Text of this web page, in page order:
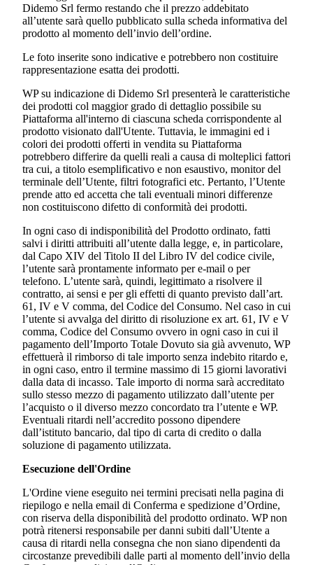
Didemo Srl fermo restando che il prezzo addebitato
all’utente sarà quello pubblicato sulla scheda informativa del
prodotto al momento dell’invio dell’ordine.
Le foto inserite sono indicative e potrebbero non costituire
rappresentazione esatta dei prodotti.
WP su indicazione di Didemo Srl presenterà le caratteristiche
dei prodotti col maggior grado di dettaglio possibile su
Piattaforma all'interno di ciascuna scheda corrispondente al
prodotto visionato dall'Utente. Tuttavia, le immagini ed i
colori dei prodotti offerti in vendita su Piattaforma
potrebbero differire da quelli reali a causa di molteplici fattori
tra cui, a titolo esemplificativo e non esaustivo, monitor del
terminale dell’Utente, filtri fotografici etc. Pertanto, l’Utente
prende atto ed accetta che tali eventuali minori differenze
non costituiscono difetto di conformità dei prodotti.
In ogni caso di indisponibilità del Prodotto ordinato, fatti
salvi i diritti attribuiti all’utente dalla legge, e, in particolare,
dal Capo XIV del Titolo II del Libro IV del codice civile,
l’utente sarà prontamente informato per e-mail o per
telefono. L’utente sarà, quindi, legittimato a risolvere il
contratto, ai sensi e per gli effetti di quanto previsto dall’art.
61, IV e V comma, del Codice del Consumo. Nel caso in cui
l’utente si avvalga del diritto di risoluzione ex art. 61, IV e V
comma, Codice del Consumo ovvero in ogni caso in cui il
pagamento dell’Importo Totale Dovuto sia già avvenuto, WP
effettuerà il rimborso di tale importo senza indebito ritardo e,
in ogni caso, entro il termine massimo di 15 giorni lavorativi
dalla data di incasso. Tale importo di norma sarà accreditato
sullo stesso mezzo di pagamento utilizzato dall’utente per
l’acquisto o il diverso mezzo concordato tra l’utente e WP.
Eventuali ritardi nell’accredito possono dipendere
dall’istituto bancario, dal tipo di carta di credito o dalla
soluzione di pagamento utilizzata.
Esecuzione dell'Ordine
L'Ordine viene eseguito nei termini precisati nella pagina di
riepilogo e nella email di Conferma e spedizione d’Ordine,
con riserva della disponibilità del prodotto ordinato. WP non
potrà ritenersi responsabile per danni subiti dall’Utente a
causa di ritardi nella consegna che non siano dipendenti da
circostanze prevedibili dalle parti al momento dell’invio della